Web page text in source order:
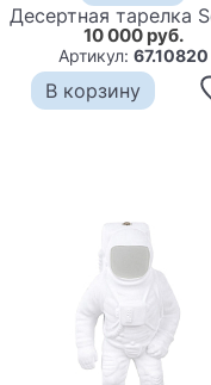
10 000 руб.
Артикул: 67.10820
В корзину